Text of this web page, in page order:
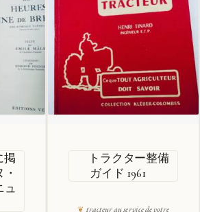
掲
ュ
トラクター整備
ガイド 1961
tracteur au service de votre